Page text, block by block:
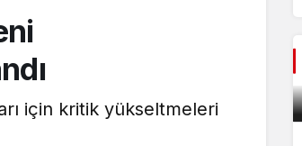
için kritik yükseltmeleri